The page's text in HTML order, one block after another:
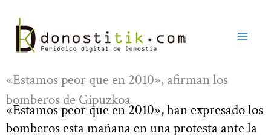
contenido
«Estamos peor que en 2010», afirman los
bomberos de Gipuzkoa
«Estamos peor que en 2010», han expresado los
bomberos esta mañana en una protesta ante la